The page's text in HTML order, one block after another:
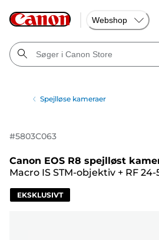
Webshop
Spejlløse kameraer
#5803C063
Canon EOS R8 spejlløst
Macro IS STM-objektiv + RF
EKSKLUSIVT